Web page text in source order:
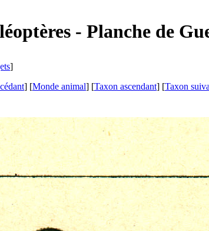
- Planche de
]
] [Monde animal] [Taxon ascendant] [Taxon